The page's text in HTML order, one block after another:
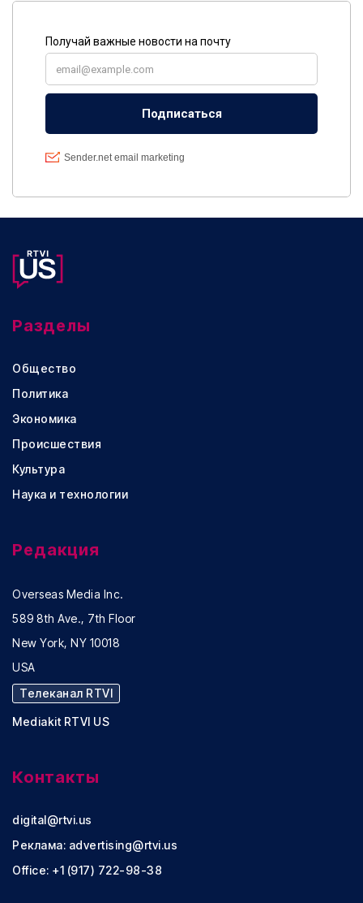
Разделы
Общество
Политика
Экономика
Происшествия
Культура
Наука и технологии
Редакция
Overseas Media Inc.
589 8th Ave., 7th Floor
New York, NY 10018
USA
Телеканал RTVI
Mediakit RTVI US
Контакты
digital@rtvi.us
Реклама: advertising@rtvi.us
Office: +1 (917) 722-98-38